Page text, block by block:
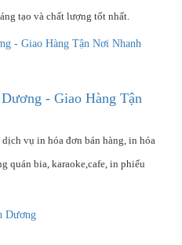
tạo và chất lượng tốt nhất.
- Giao Hàng Tận
vụ in hóa đơn bán hàng, in hóa
quán bia, karaoke,cafe, in phiếu